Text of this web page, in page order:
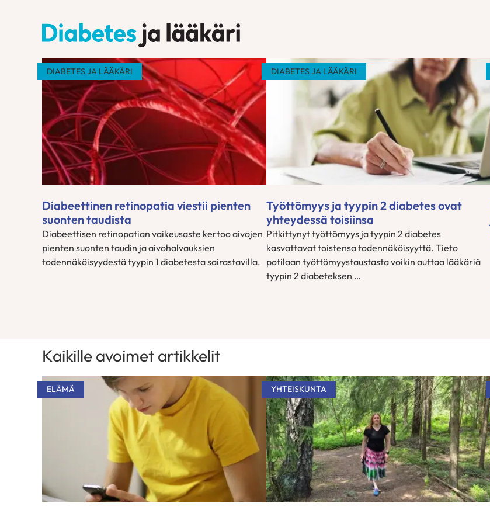
Diabetes
lääkäri
-
lehti
DIABETES JA LÄÄKÄRI
Diabeettinen retinopatia viestii pienten
suonten taudista
Diabeettisen retinopatian vaikeusaste kertoo aivojen
pienten suonten taudin ja aivohalvauksien
todennäköisyydestä tyypin 1 diabetesta sairastavilla.
DIABETES JA LÄÄKÄRI
Työttömyys ja tyypin 2 diabetes ovat
yhteydessä toisiinsa
Pitkittynyt työttömyys ja tyypin 2 diabetes
kasvattavat toistensa todennäköisyyttä. Tieto
potilaan työttömyystaustasta voikin auttaa lääkäriä
tyypin 2 diabeteksen …
Kaikille avoimet artikkelit
ELÄMÄ YHTEISKUNTA